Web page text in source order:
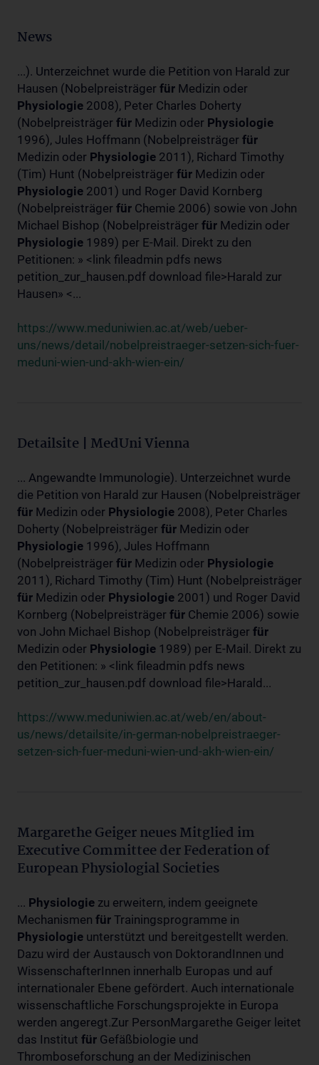
News
...). Unterzeichnet wurde die Petition von Harald zur
Hausen (Nobelpreisträger für Medizin oder
Physiologie 2008), Peter Charles Doherty
(Nobelpreisträger für Medizin oder Physiologie
1996), Jules Hoffmann (Nobelpreisträger für
Medizin oder Physiologie 2011), Richard Timothy
(Tim) Hunt (Nobelpreisträger für Medizin oder
Physiologie 2001) und Roger David Kornberg
(Nobelpreisträger für Chemie 2006) sowie von John
Michael Bishop (Nobelpreisträger für Medizin oder
Physiologie 1989) per E-Mail. Direkt zu den
Petitionen: » <link fileadmin pdfs news
petition_zur_hausen.pdf download file>Harald zur
Hausen» <...
https://www.meduniwien.ac.at/web/ueber-
uns/news/detail/nobelpreistraeger-setzen-sich-fuer-
meduni-wien-und-akh-wien-ein/
Detailsite | MedUni Vienna
... Angewandte Immunologie). Unterzeichnet wurde
die Petition von Harald zur Hausen (Nobelpreisträger
für Medizin oder Physiologie 2008), Peter Charles
Doherty (Nobelpreisträger für Medizin oder
Physiologie 1996), Jules Hoffmann
(Nobelpreisträger für Medizin oder Physiologie
2011), Richard Timothy (Tim) Hunt (Nobelpreisträger
für Medizin oder Physiologie 2001) und Roger David
Kornberg (Nobelpreisträger für Chemie 2006) sowie
von John Michael Bishop (Nobelpreisträger für
Medizin oder Physiologie 1989) per E-Mail. Direkt zu
den Petitionen: » <link fileadmin pdfs news
petition_zur_hausen.pdf download file>Harald...
https://www.meduniwien.ac.at/web/en/about-
us/news/detailsite/in-german-nobelpreistraeger-
setzen-sich-fuer-meduni-wien-und-akh-wien-ein/
Margarethe Geiger neues Mitglied im
Executive Committee der Federation of
European Physiologial Societies
... Physiologie zu erweitern, indem geeignete
Mechanismen für Trainingsprogramme in
Physiologie unterstützt und bereitgestellt werden.
Dazu wird der Austausch von DoktorandInnen und
WissenschafterInnen innerhalb Europas und auf
internationaler Ebene gefördert. Auch internationale
wissenschaftliche Forschungsprojekte in Europa
werden angeregt.Zur PersonMargarethe Geiger leitet
das Institut für Gefäßbiologie und
Thromboseforschung an der Medizinischen